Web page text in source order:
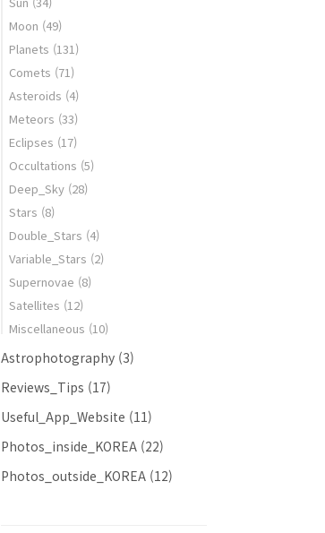
Moon (49)
Planets (131)
Comets (71)
Asteroids (4)
Meteors (33)
Eclipses (17)
Occultations (5)
Deep_Sky (28)
Stars (8)
Double_Stars (4)
Variable_Stars (2)
Supernovae (8)
Satellites (12)
Miscellaneous (10)
Astrophotography (3)
Reviews_Tips (17)
Useful_App_Website (11)
Photos_inside_KOREA (22)
Photos_outside_KOREA (12)